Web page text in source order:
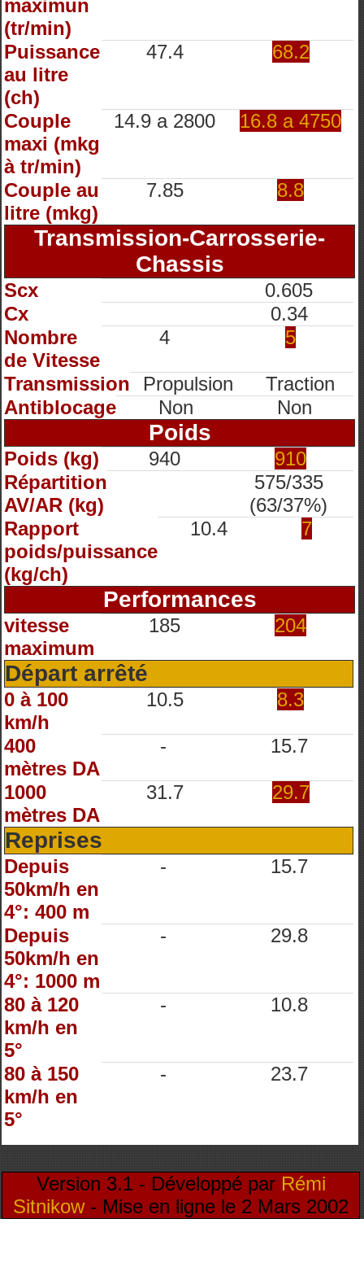
maximun
(tr/min)
Puissance
au litre
(ch)
47.4 68.2
Couple
maxi (mkg
à tr/min)
14.9 a 2800 16.8 a 4750
Couple au
litre (mkg)
7.85 8.8
Transmission-Carrosserie-
Chassis
Scx
0.605
Cx
0.34
Nombre
de Vitesse
4 5
Transmission Propulsion
Traction
Antiblocage
Non Non
Poids
Poids (kg) 940
910
Répartition
AV/AR (kg)
575/335
(63/37%)
Rapport
poids/puissance
(kg/ch)
10.4 7
Performances
vitesse
maximum
185 204
Départ arrêté
0 à 100
km/h
10.5 8.3
400
mètres DA
- 15.7
1000
mètres DA
31.7 29.7
Reprises
Depuis
50km/h en
4°: 400 m
- 15.7
Depuis
50km/h en
4°: 1000 m
- 29.8
80 à 120
km/h en
5°
- 10.8
80 à 150
km/h en
5°
- 23.7
Version 3.1 - Développé par Rémi
Sitnikow- Mise en ligne le 2 Mars 2002